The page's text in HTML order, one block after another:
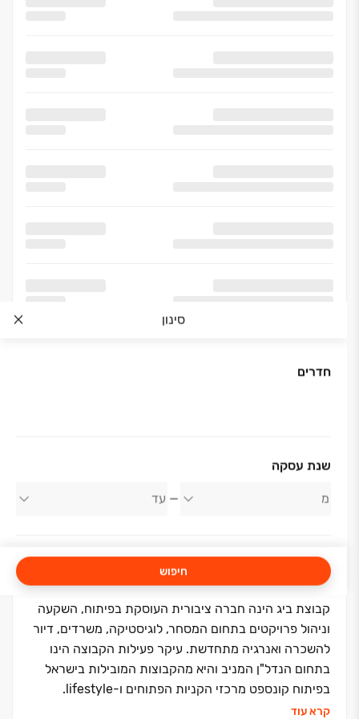
סינון
חדרים
שנת עסקה
חיפוש
אודות החברה
BIG
קבוצת ביג הינה חברה ציבורית העוסקת בפיתוח, השקעה
וניהול פרויקטים בתחום המסחר, לוגיסטיקה, משרדים, דיור
להשכרה ואנרגיה מתחדשת. עיקר פעילות הקבוצה הינו
בתחום הנדל"ן המניב והיא מהקבוצות המובילות בישראל
בפיתוח קונספט מרכזי הקניות הפתוחים ו-lifestyle.
הקבוצה פועלת בתחום הנדל"ן המניב בישראל, ארה"ב,
קרא עוד